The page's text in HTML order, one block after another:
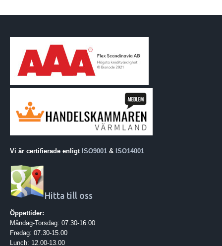
Vi är certifierade enligt ISO9001 & ISO14001
Hitta till oss
Öppettider:
Måndag-Torsdag: 07.30-16.00
Fredag: 07.30-15.00
Lunch: 12.00-13.00